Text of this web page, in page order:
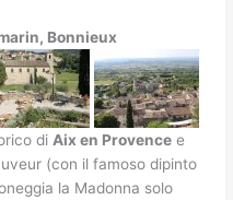
Bonnieux
di Aix en Provence e
(con il famoso dipinto
la Madonna solo